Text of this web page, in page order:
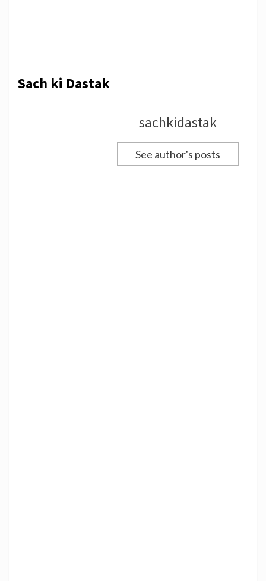
Sach ki Dastak
sachkidastak
See author's posts